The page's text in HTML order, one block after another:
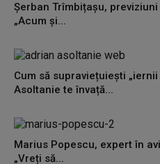
Șerban Trîmbițașu,
„Acum și...
Cum să supraviețuiești
Asoltanie te învață...
Marius Popescu, expert în
„Vreți să...